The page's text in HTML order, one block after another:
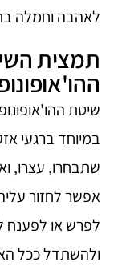
לאהבה וחמלה
תמצית
שיטת
במיוחד ברגעי
שתבחרו, עצרו,
אפשר לחזור
לפרש או לפענח
ולהשתדל ככל